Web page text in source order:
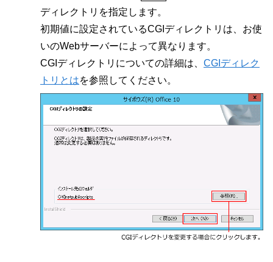
ディレクトリを指定します。
初期値に設定されているCGIディレクトリは、お使
いのWebサーバーによって異なります。
CGIディレクトリについての詳細は、 CGIディレク
トリとはを参照してください。